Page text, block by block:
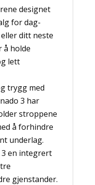
designet
for dag-
ditt neste
å holde
lett
trygg med
3 har
stroppene
å forhindre
underlag.
en integrert
gjenstander.